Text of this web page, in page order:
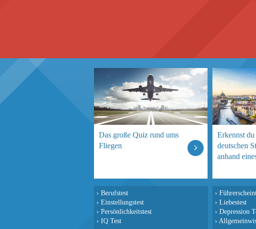
Das große Quiz rund ums
Fliegen
Erkennst du
deutschen
anhand
› Berufstest
› Einstellungstest
› Persönlichkeitstest
› IQ Test
›
› Liebestest
› Depression
›